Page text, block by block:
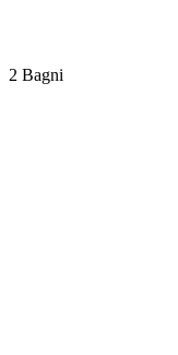
2 Bagni